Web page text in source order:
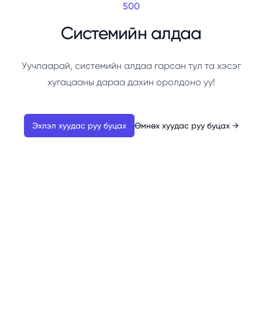
500
Системийн алдаа
Уучлаарай, системийн алдаа гарсан тул та хэсэг
хугацааны дараа дахин оролдоно уу!
Эхлэл хуудас руу буцах Өмнөх хуудас руу буцах →